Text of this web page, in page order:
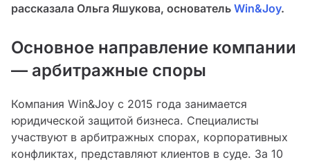
рассказала Ольга Яшукова, основатель Win&Joy.
Основное направление компании
— арбитражные споры
Компания Win&Joy с 2015 года занимается
юридической защитой бизнеса. Специалисты
участвуют в арбитражных спорах, корпоративных
конфликтах, представляют клиентов в суде. За 10